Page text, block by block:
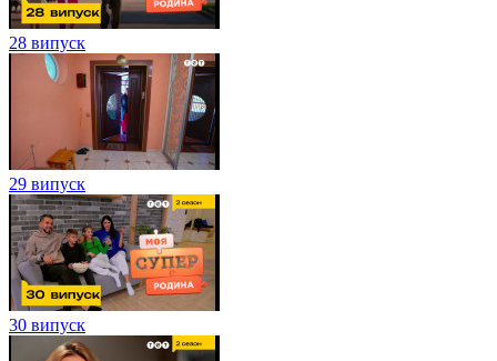
28 випуск
29 випуск
30 випуск